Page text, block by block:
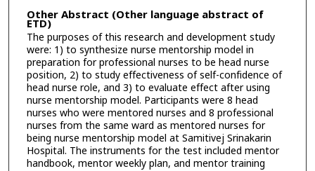
Other Abstract (Other language abstract of
ETD)
The purposes of this research and development study
were: 1) to synthesize nurse mentorship model in
preparation for professional nurses to be head nurse
position, 2) to study effectiveness of self-confidence of
head nurse role, and 3) to evaluate effect after using
nurse mentorship model. Participants were 8 head
nurses who were mentored nurses and 8 professional
nurses from the same ward as mentored nurses for
being nurse mentorship model at Samitivej Srinakarin
Hospital. The instruments for the test included mentor
handbook, mentor weekly plan, and mentor training